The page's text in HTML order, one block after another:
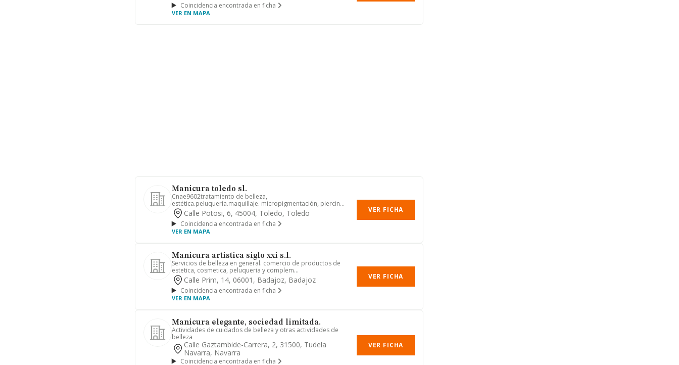
Coincidencia encontrada en ficha
VER EN MAPA
Manicura toledo sl.
Cnae9602tratamiento de belleza,
estética.peluquería.maquillaje. micropigmentación, piercing,
tatoo,...Calle Potosi, 6, 45004, Toledo, Toledo
Coincidencia encontrada en ficha
VER EN MAPA
VER FICHA
Manicura artistica siglo xxi s.l.
Servicios de belleza en general. comercio de productos de
estetica, cosmetica, peluqueria y complem...
Calle Prim, 14, 06001, Badajoz, Badajoz
Coincidencia encontrada en ficha
VER EN MAPA
VER FICHA
Manicura elegante, sociedad limitada.
Actividades de cuidados de belleza y otras actividades de
belleza
Calle Gaztambide-Carrera, 2, 31500, Tudela
Navarra, Navarra
Coincidencia encontrada en ficha
VER FICHA